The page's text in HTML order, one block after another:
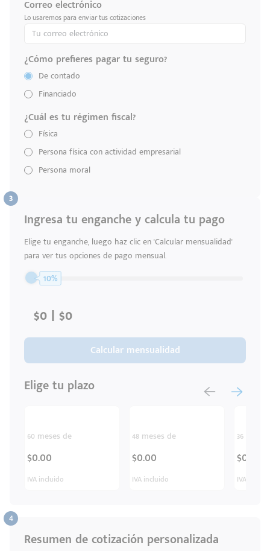
Escríbenos
+528121278366
Correo electrónico
Lo usaremos para enviar tus cotizaciones
¿Cómo prefieres pagar tu seguro?
De contado
Financiado
¿Cuál es tu régimen fiscal?
Física
Persona física con actividad empresarial
Persona moral
Ingresa tu enganche y calcula tu pago
Elige tu enganche, luego haz clic en 'Calcular mensualidad'
para ver tus opciones de pago mensual.
10%
Calcular mensualidad
Elige tu plazo
60 meses de
$0.00
IVA incluido
48 meses de
$0.00
IVA incluido
36
$0.00
IVA
Resumen de cotización personalizada